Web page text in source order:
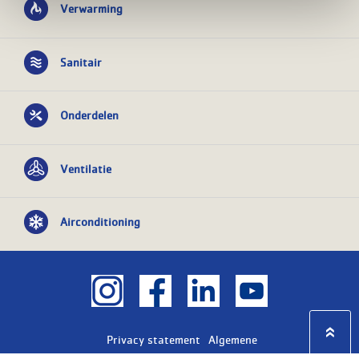
Verwarming
Sanitair
Onderdelen
Ventilatie
Airconditioning
Privacy statement
Algemene